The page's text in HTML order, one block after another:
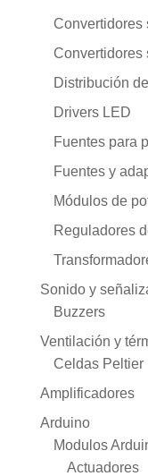
Convertidores
Convertidores
Distribución
Drivers LED
Fuentes para
Fuentes y
Módulos de
Reguladores
Sonido y
Buzzers
Ventilación y
Celdas Peltier
Amplificadores
Arduino
Modulos
Actuadores